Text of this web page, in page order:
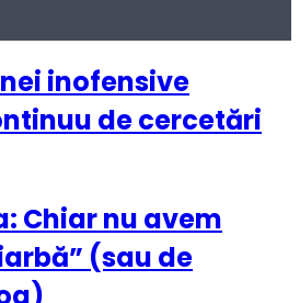
inofensive
de cercetări
Chiar nu avem
(sau de